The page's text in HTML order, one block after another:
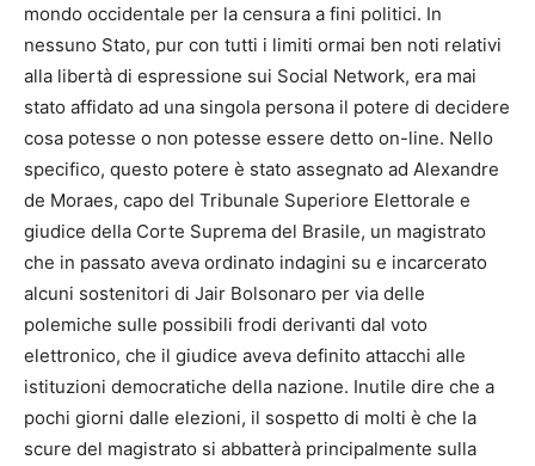
mondo occidentale per la censura a fini politici. In
nessuno Stato, pur con tutti i limiti ormai ben noti relativi
alla libertà di espressione sui Social Network, era mai
stato affidato ad una singola persona il potere di decidere
cosa potesse o non potesse essere detto on-line. Nello
specifico, questo potere è stato assegnato ad Alexandre
de Moraes, capo del Tribunale Superiore Elettorale e
giudice della Corte Suprema del Brasile, un magistrato
che in passato aveva ordinato indagini su e incarcerato
alcuni sostenitori di Jair Bolsonaro per via delle
polemiche sulle possibili frodi derivanti dal voto
elettronico, che il giudice aveva definito attacchi alle
istituzioni democratiche della nazione. Inutile dire che a
pochi giorni dalle elezioni, il sospetto di molti è che la
scure del magistrato si abbatterà principalmente sulla